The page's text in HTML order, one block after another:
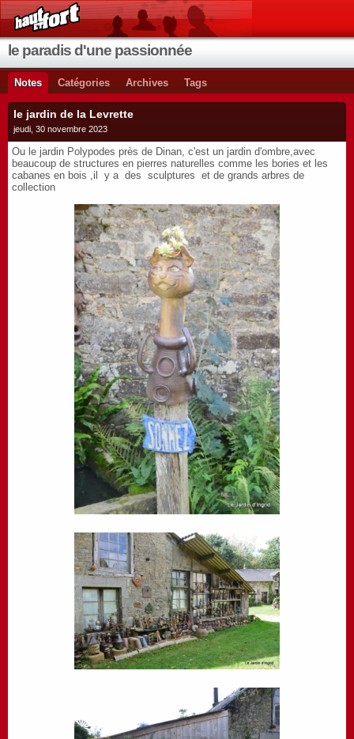
le paradis d'une passionnée
Notes Catégories Archives Tags
le jardin de la Levrette
jeudi, 30 novembre 2023
Ou le jardin Polypodes près de Dinan, c'est un jardin d'ombre,avec
beaucoup de structures en pierres naturelles comme les bories et les
cabanes en bois ,il y a des sculptures et de grands arbres de
collection